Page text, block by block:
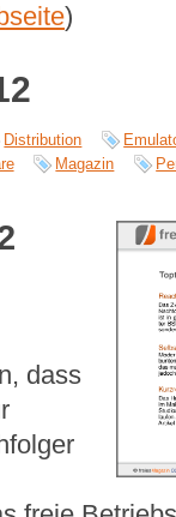
)
Distribution
Magazin
dass